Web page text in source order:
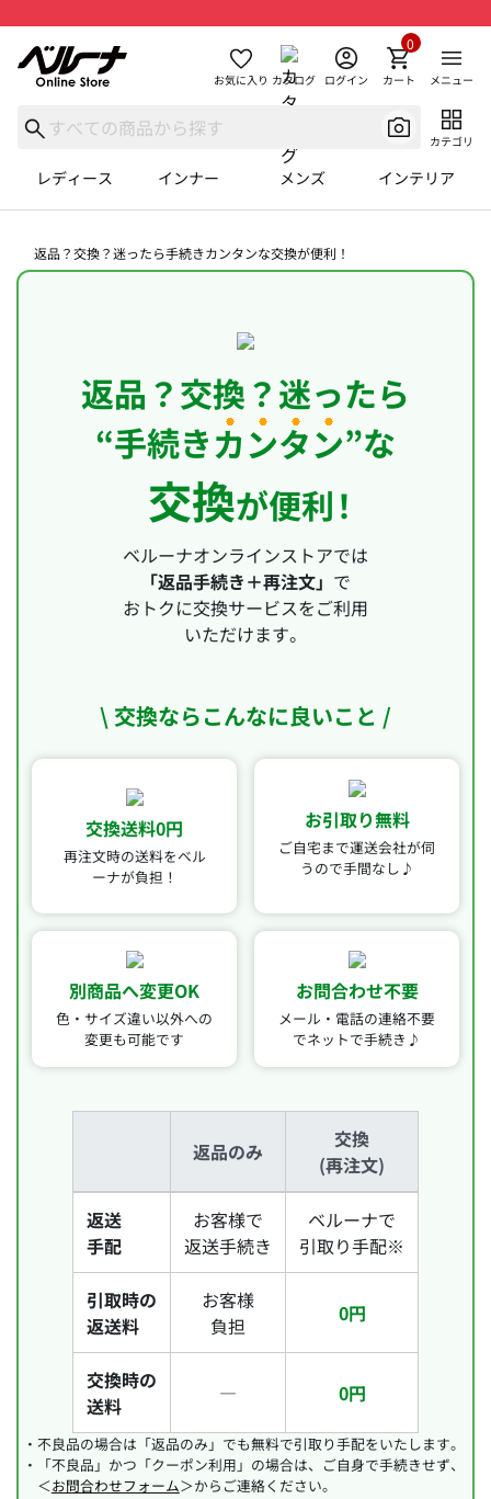
お気に入り カタログ ログイン カート
0
メニュー
カテゴリ
レディース インナー メンズ インテリア
返品？交換？迷ったら手続きカンタンな交換が便利！
返品？交換？迷ったら
“手続きカンタン”な
交換が便利！
ベルーナオンラインストアでは
「返品手続き＋再注文」 で
おトクに交換サービスをご利用
いただけます。
\ 交換ならこんなに良いこと /
交換送料0円
再注文時の送料をベル
ーナが負担！
お引取り無料
ご自宅まで運送会社が伺
うので手間なし♪
別商品へ変更OK
色・サイズ違い以外への
変更も可能です
お問合わせ不要
メール・電話の連絡不要
でネットで手続き♪
返品のみ
交換
(再注文)
返送
手配
お客様で
返送手続き
ベルーナで
引取り手配※
引取時の
返送料
お客様
負担
0円
交換時の
送料
― 0円
・不良品の場合は「返品のみ」でも無料で引取り手配をいたします。
・「不良品」かつ「クーポン利用」の場合は、ご自身で手続きせず、
＜お問合わせフォーム＞からご連絡ください。